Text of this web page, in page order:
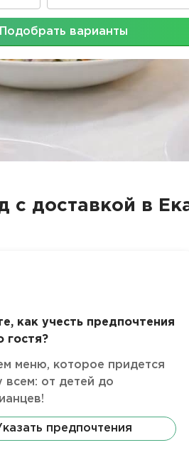
Подобрать варианты
с доставкой в
как учесть предпочтения
гостя?
меню, которое придется
всем: от детей до
предпочтения